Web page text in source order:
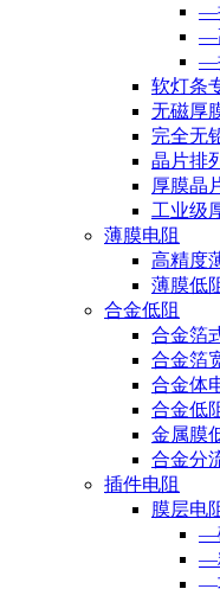
—
—
—
软灯条
无磁厚
完全无
晶片排
厚膜晶
工业级
薄膜电阻
高精度
薄膜低
合金低阻
合金箔
合金箔
合金体
合金低
金属膜
合金分
插件电阻
膜层电
—
—
—